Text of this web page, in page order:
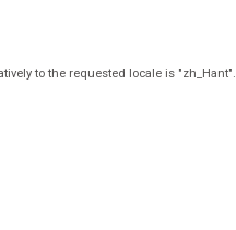
to the requested locale is "zh_Hant".